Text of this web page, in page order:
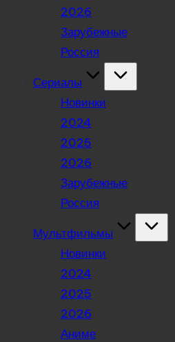
2026
Зарубежные
Россия
Сериалы
Новинки
2024
2025
2026
Зарубежные
Россия
Мультфильмы
Новинки
2024
2025
2026
Аниме